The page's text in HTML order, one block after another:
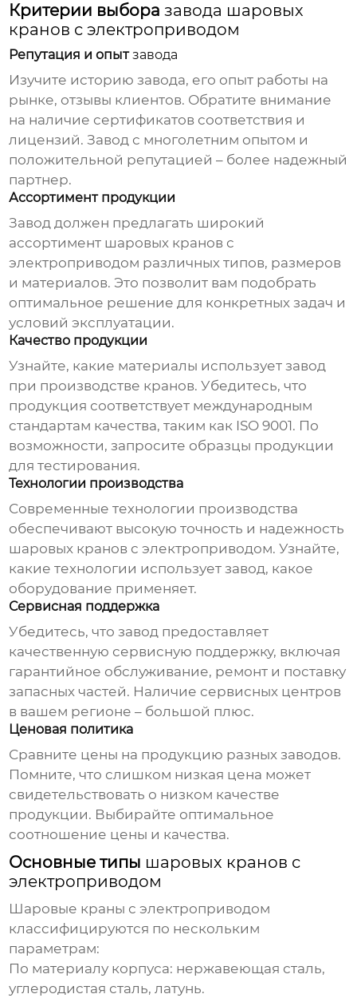
Критерии выборазавода шаровых
кранов с электроприводом
Репутация и опытзавода
Изучите историюзавода, его опыт работы на
рынке, отзывы клиентов. Обратите внимание
на наличие сертификатов соответствия и
лицензий.Завод с многолетним опытом и
положительной репутацией – более надежный
партнер.
Ассортимент продукции
Завод должен предлагать широкий
ассортимент шаровых кранов с
электроприводом различных типов, размеров
и материалов. Это позволит вам подобрать
оптимальное решение для конкретных задач и
условий эксплуатации.
Качество продукции
Узнайте, какие материалы используетзавод
при производстве кранов. Убедитесь, что
продукция соответствует международным
стандартам качества, таким как ISO 9001. По
возможности, запросите образцы продукции
для тестирования.
Технологии производства
Современные технологии производства
обеспечивают высокую точность и надежность
шаровых кранов с электроприводом. Узнайте,
какие технологии используетзавод, какое
оборудование применяет.
Сервисная поддержка
Убедитесь, чтозавод предоставляет
качественную сервисную поддержку, включая
гарантийное обслуживание, ремонт и поставку
запасных частей. Наличие сервисных центров
в вашем регионе – большой плюс.
Ценовая политика
Сравните цены на продукцию разныхзаводов.
Помните, что слишком низкая цена может
свидетельствовать о низком качестве
продукции. Выбирайте оптимальное
соотношение цены и качества.
Основные типы шаровых кранов с
электроприводом
Шаровые краны с электроприводом
классифицируются по нескольким
параметрам:
По материалу корпуса: нержавеющая сталь,
углеродистая сталь, латунь.